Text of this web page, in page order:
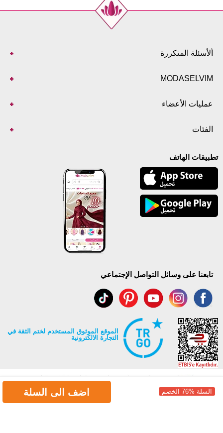
السلة %76 الخصم اضف الى السلة
ألأسئلة المتكررة
MODASELVIM
عمليات الأعضاء
الفئات
تطبيقات الهاتف
تابعنا على وسائل التواصل الإجتماعي
الموقع الموثوق المستخدم لختم الثقة في
التجارة الالكترونية